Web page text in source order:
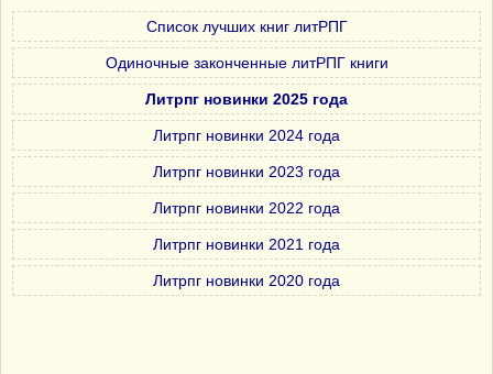
Список лучших книг литРПГ
Одиночные законченные литРПГ книги
Литрпг новинки 2025 года
Литрпг новинки 2024 года
Литрпг новинки 2023 года
Литрпг новинки 2022 года
Литрпг новинки 2021 года
Литрпг новинки 2020 года